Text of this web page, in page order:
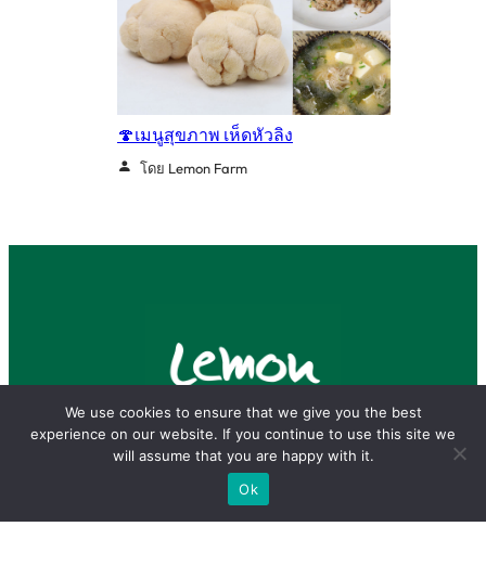
🍄เมนูสุขภาพ เห็ดหัวลิง
โดย Lemon Farm
We use cookies to ensure that we give you the best
experience on our website. If you continue to use this site we
will assume that you are happy with it.
Ok